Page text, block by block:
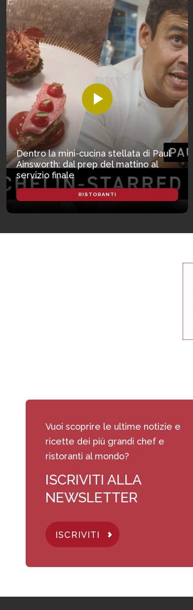
Dentro la mini-cucina stellata di Paul
Ainsworth: dal prep del mattino al
servizio finale
RISTORANTI
Vuoi scoprire le ultime notizie e
ricette dei più grandi chef e
ristoranti al mondo?
ISCRIVITI ALLA
NEWSLETTER
ISCRIVITI